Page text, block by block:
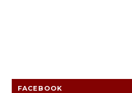
FACEBOOK